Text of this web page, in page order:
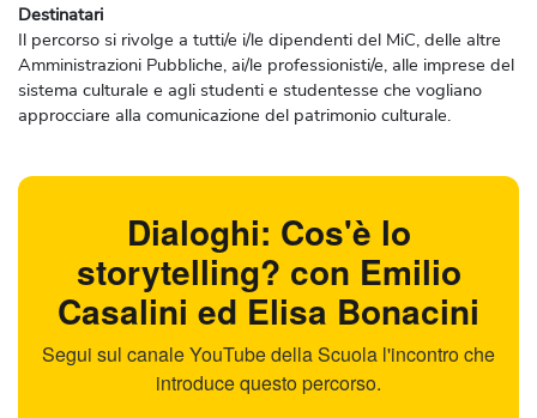
Destinatari
Il percorso si rivolge a tutti/e i/le dipendenti del MiC, delle altre
Amministrazioni Pubbliche, ai/le professionisti/e, alle imprese del
sistema culturale e agli studenti e studentesse che vogliano
approcciare alla comunicazione del patrimonio culturale.
Dialoghi: Cos'è lo
storytelling? con Emilio
Casalini ed Elisa Bonacini
Segui sul canale YouTube della Scuola l'incontro che
introduce questo percorso.